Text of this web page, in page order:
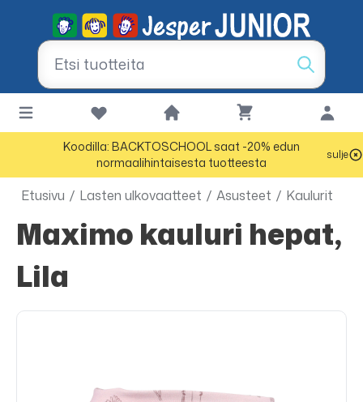
Koodilla: BACKTOSCHOOL saat -20% edun
normaalihintaisesta tuotteesta
sulje
Etusivu / Lasten ulkovaatteet / Asusteet / Kaulurit
Maximo kauluri hepat,
Lila